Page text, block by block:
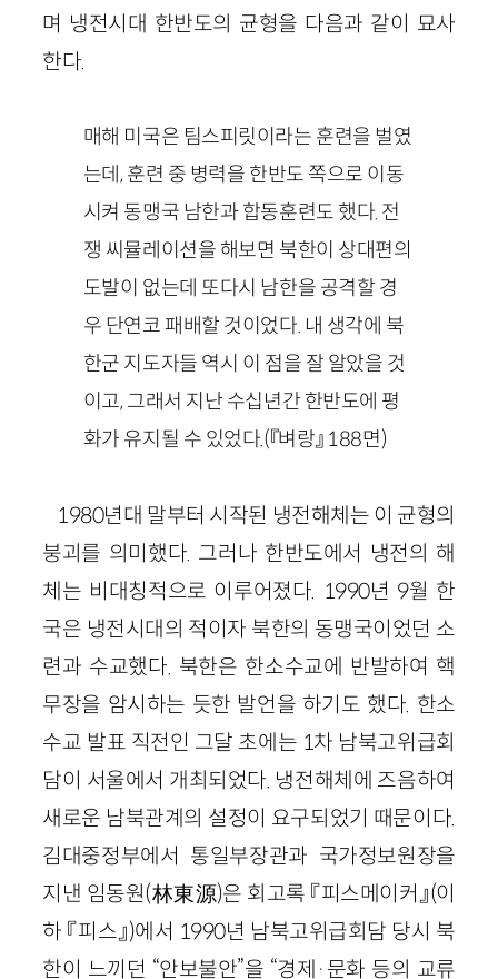
며 냉전시대 한반도의 균형을 다음과 같이 묘사
한다.
매해 미국은 팀스피릿이라는 훈련을 벌였
는데, 훈련 중 병력을 한반도 쪽으로 이동
시켜 동맹국 남한과 합동훈련도 했다. 전
쟁 씨뮬레이션을 해보면 북한이 상대편의
도발이 없는데 또다시 남한을 공격할 경
우 단연코 패배할 것이었다. 내 생각에 북
한군 지도자들 역시 이 점을 잘 알았을 것
이고, 그래서 지난 수십년간 한반도에 평
화가 유지될 수 있었다.(『벼랑』 188면)
1980년대 말부터 시작된 냉전해체는 이 균형의
붕괴를 의미했다. 그러나 한반도에서 냉전의 해
체는 비대칭적으로 이루어졌다. 1990년 9월 한
국은 냉전시대의 적이자 북한의 동맹국이었던 소
련과 수교했다. 북한은 한소수교에 반발하여 핵
무장을 암시하는 듯한 발언을 하기도 했다. 한소
수교 발표 직전인 그달 초에는 1차 남북고위급회
담이 서울에서 개최되었다. 냉전해체에 즈음하여
새로운 남북관계의 설정이 요구되었기 때문이다.
김대중정부에서 통일부장관과 국가정보원장을
지낸 임동원(林東源)은 회고록 『피스메이커』(이
하 『피스』)에서 1990년 남북고위급회담 당시 북
한이 느끼던 “안보불안”을 “경제 · 문화 등의 교류